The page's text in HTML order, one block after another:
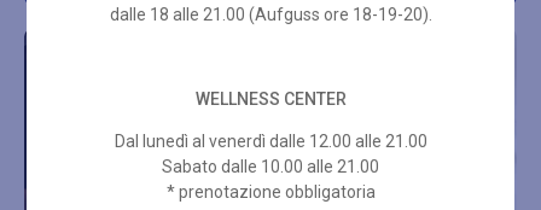
dalle 18 alle 21.00 (Aufguss ore 18-19-20).
WELLNESS CENTER
Dal lunedì al venerdì dalle 12.00 alle 21.00
Sabato dalle 10.00 alle 21.00
* prenotazione obbligatoria